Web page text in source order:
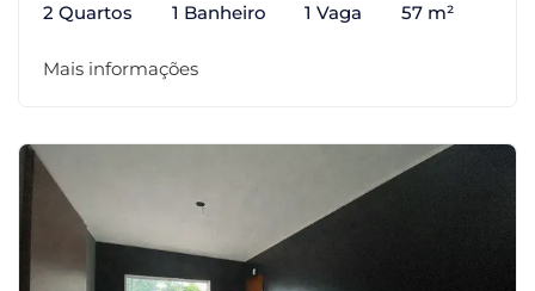
2 Quartos 1 Banheiro 1 Vaga 57 m²
Mais informações